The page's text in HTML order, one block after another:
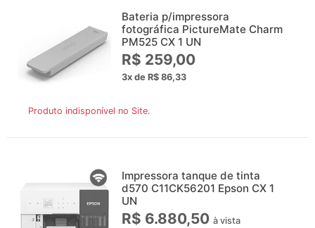
Bateria p/impressora
fotográfica PictureMate Charm
PM525 CX 1 UN
R$ 259,00
3x de R$ 86,33
Produto indisponível no Site.
Impressora tanque de tinta
d570 C11CK56201 Epson CX 1
UN
R$ 6.880,50 à vista